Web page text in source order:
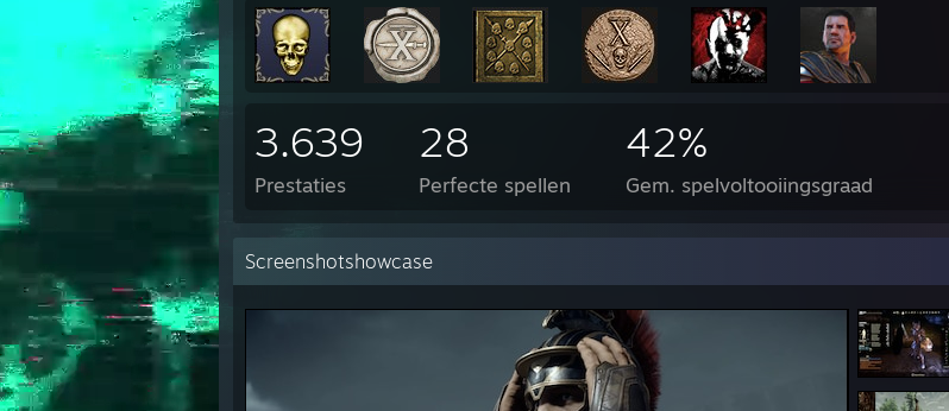
3.639
Prestaties
28
Perfecte spellen
42%
Gem. spelvoltooiingsgraad
Screenshotshowcase